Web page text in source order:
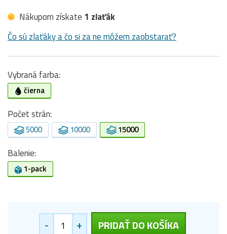
Nákupom získate 1 zlaťák
Čo sú zlaťáky a čo si za ne môžem zaobstarať?
Vybraná farba:
čierna
Počet strán:
5000 10000 15000
Balenie:
1-pack
- + PRIDAŤ DO KOŠÍKA